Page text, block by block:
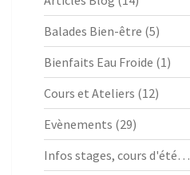
Balades Bien-être (5)
Bienfaits Eau Froide (1)
Cours et Ateliers (12)
Evènements (29)
Infos stages, cours d'été…